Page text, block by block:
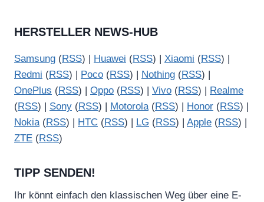
HERSTELLER NEWS-HUB
Samsung (RSS) | Huawei (RSS) | Xiaomi (RSS) |
Redmi (RSS) | Poco (RSS) | Nothing (RSS) |
OnePlus (RSS) | Oppo (RSS) | Vivo (RSS) | Realme
(RSS) | Sony (RSS) | Motorola(RSS) | Honor (RSS) |
Nokia(RSS) | HTC (RSS) | LG (RSS) | Apple (RSS) |
ZTE (RSS)
TIPP SENDEN!
Ihr könnt einfach den klassischen Weg über eine E-